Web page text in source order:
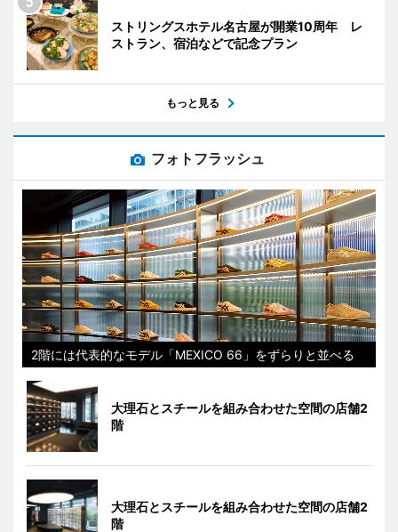
ストリングスホテル名古屋が開業10周年 レ
ストラン、宿泊などで記念プラン
もっと見る
フォトフラッシュ
2階には代表的なモデル「MEXICO 66」をずらりと並べる
大理石とスチールを組み合わせた空間の店舗2
階
大理石とスチールを組み合わせた空間の店舗2
階